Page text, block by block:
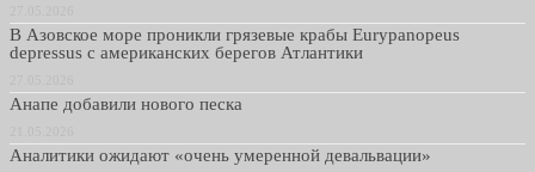
В Азовское море проникли грязевые крабы Eurypanopeus
depressus с американских берегов Атлантики
Анапе добавили нового песка
Аналитики ожидают «очень умеренной девальвации»